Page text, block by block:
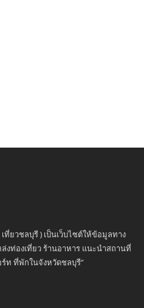
ที่ยวชลบุรี ) เป็นเว็บไซต์ให้ข้อมูลทาง
งท่องเที่ยว ร้านอาหาร แนะนำสถานที่
ร์ท ที่พักในจังหวัดชลบุรี”